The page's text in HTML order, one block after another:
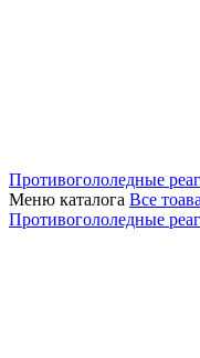
Противогололедные
Меню каталога Все
Противогололедные